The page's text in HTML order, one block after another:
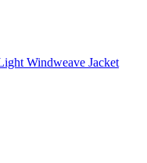
Windweave Jacket